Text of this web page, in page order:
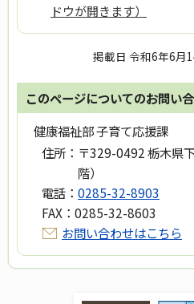
ドウが開きます）
掲載日 令和6年6月
このページについてのお問い
健康福祉部 子育て応援課
住所： 〒329-0492 栃木県
階）
電話： 0285-32-8903
FAX： 0285-32-8603
お問い合わせはこちら